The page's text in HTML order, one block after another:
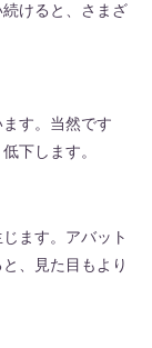
けると、さまざ
す。当然です
下します。
ます。アバット
、見た目もより